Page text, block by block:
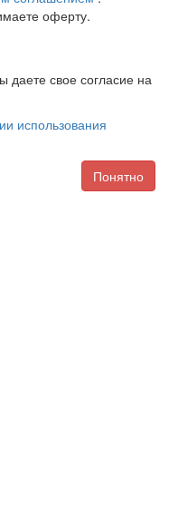
оферту.
даете свое согласие на
использования
Понятно